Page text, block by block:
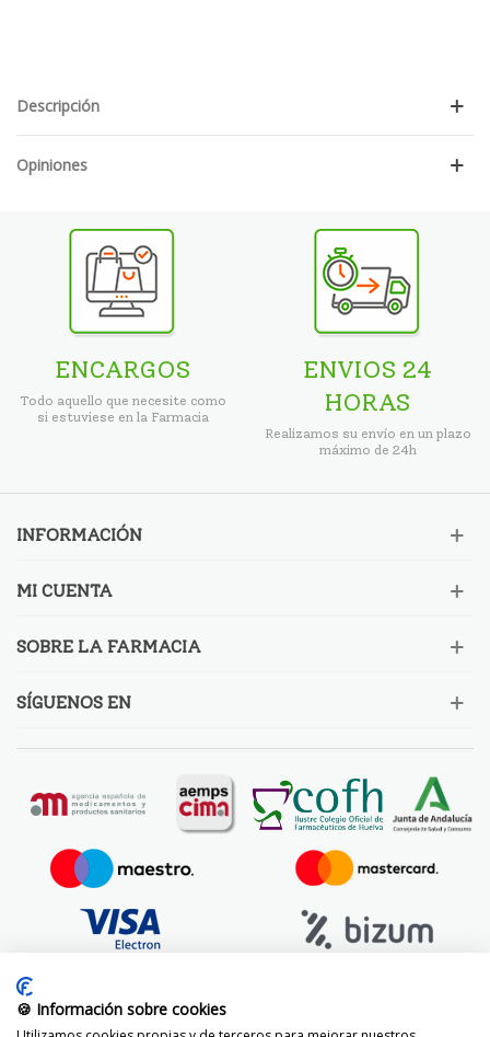
Descripción
Opiniones
ENCARGOS
Todo aquello que necesite como
si estuviese en la Farmacia
ENVIOS 24
HORAS
Realizamos su envío en un plazo
máximo de 24h
INFORMACIÓN
MI CUENTA
SOBRE LA FARMACIA
SÍGUENOS EN
🍪 Información sobre cookies